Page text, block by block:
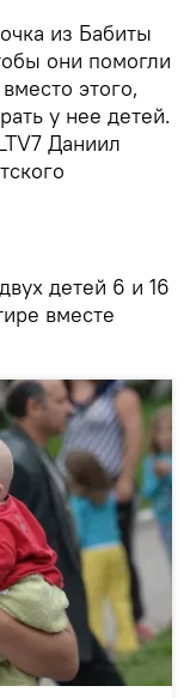
из Бабиты
они помогли
этого,
у нее детей.
Даниил
детей 6 и 16
вместе